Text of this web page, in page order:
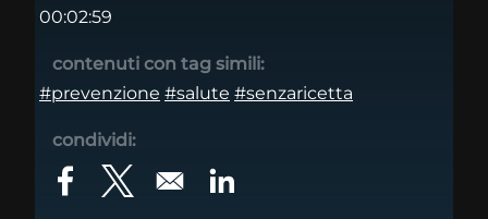
00:02:59
contenuti con tag simili:
#prevenzione #salute #senzaricetta
condividi:
Opens in a new window
Opens in a new windowOpens in a new window